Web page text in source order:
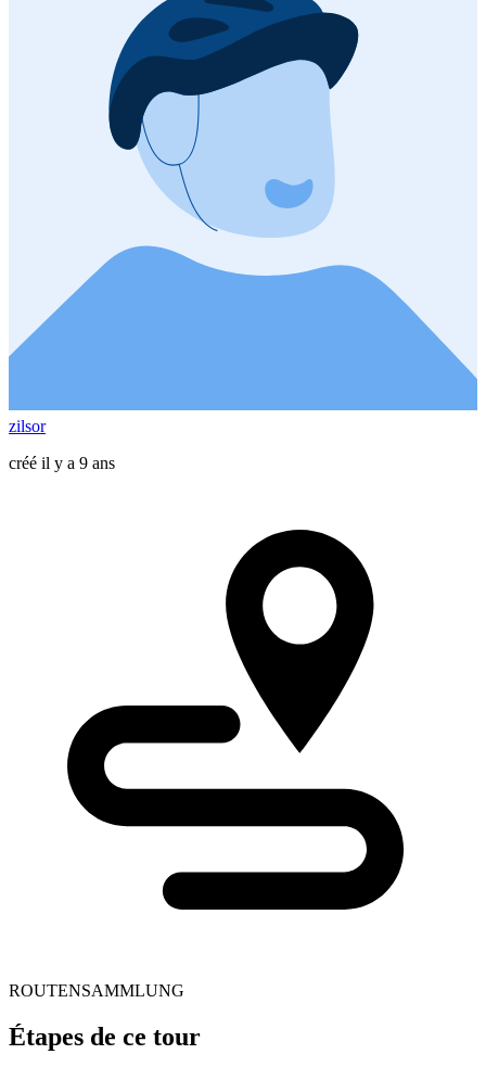
zilsor
créé il y a 9 ans
ROUTENSAMMLUNG
Étapes de ce tour